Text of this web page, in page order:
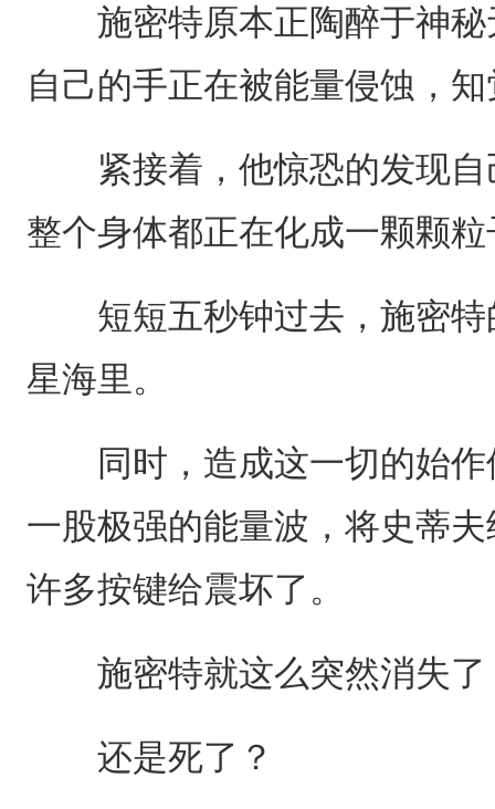
施密特原本正陶醉于神秘
自己的手正在被能量侵蚀，
紧接着，他惊恐的发现自
整个身体都正在化成一颗颗
短短五秒钟过去，施密特
星海里。
同时，造成这一切的始作
一股极强的能量波，将史蒂
许多按键给震坏了。
施密特就这么突然消失了
还是死了？